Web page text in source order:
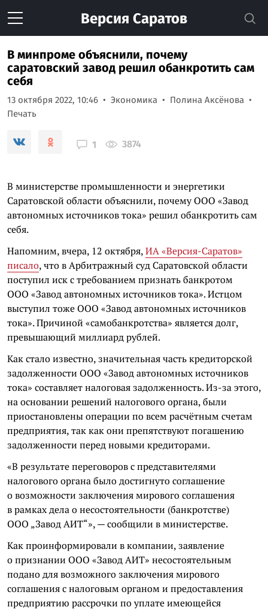
Версия Саратов
В минпроме объяснили, почему
саратовский завод решил обанкротить сам
себя
13 октября 2022, 10:46 Экономика
Полина Аксёнова
Печать
1 3874
В министерстве промышленности и энергетики
Саратовской области объяснили, почему ООО «Завод
автономных источников тока» решил обанкротить сам
себя.
Напомним, вчера, 12 октября,ИА «Версия-Саратов»
писало, что в Арбитражный суд Саратовской области
поступил иск с требованием признать банкротом
ООО «Завод автономных источников тока». Истцом
выступил тоже ООО «Завод автономных источников
тока». Причиной «самобанкротства» является долг,
превышающий миллиард рублей.
Как стало известно, значительная часть кредиторской
задолженности ООО «Завод автономных источников
тока» составляет налоговая задолженность. Из-за этого,
на основании решений налогового органа, были
приостановлены операции по всем расчётным счетам
предприятия, так как они препятствуют погашению
задолженности перед новыми кредиторами.
«В результате переговоров с представителями
налогового органа было достигнуто соглашение
о возможности заключения мирового соглашения
в рамках дела о несостоятельности (банкротстве)
ООО „Завод АИТ“», — сообщили в министерстве.
Как проинформировали в компании, заявление
о признании ООО «Завод АИТ» несостоятельным
подано для возможного заключения мирового
соглашения с налоговым органом и предоставления
предприятию рассрочки по уплате имеющейся